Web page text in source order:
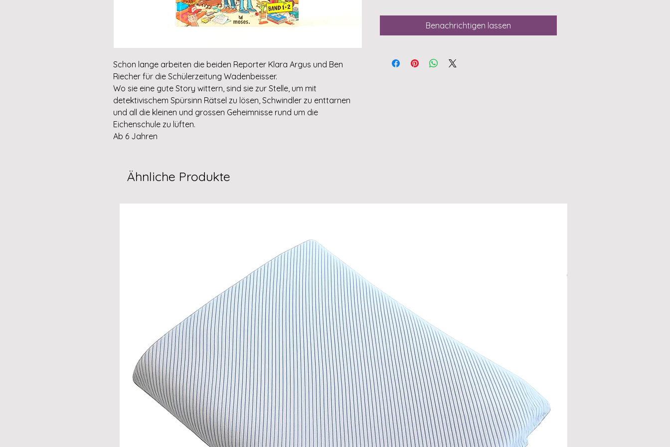
Schon lange arbeiten die beiden Reporter Klara Argus und Ben
Riecher für die Schülerzeitung Wadenbeisser.
Wo sie eine gute Story wittern, sind sie zur Stelle, um mit
detektivischem Spürsinn Rätsel zu lösen, Schwindler zu enttarnen
und all die kleinen und grossen Geheimnisse rund um die
Eichenschule zu lüften.
Ab 6 Jahren
Benachrichtigen lassen
Ähnliche Produkte